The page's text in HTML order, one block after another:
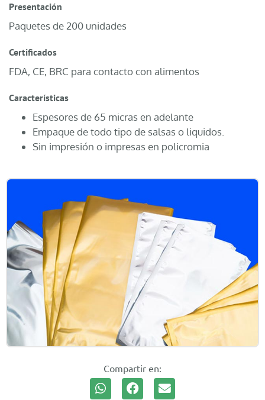
Compartir en:
Presentación
Paquetes de 200 unidades
Certificados
FDA, CE, BRC para contacto con alimentos
Características
Espesores de 65 micras en adelante
Empaque de todo tipo de salsas o liquidos.
Sin impresión o impresas en policromia